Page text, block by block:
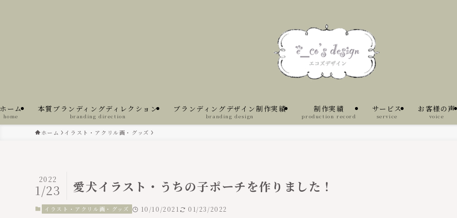
ーム
home
本質ブランディングディレクション
branding direction
ブランディングデザイン制作実績
branding design
制作実績
production record
サービス
service
お客様の声
voice
ホーム イラスト・アクリル画・グッズ
愛犬イラスト・うちの子ポーチを作りました！
2022
1/23
イラスト・アクリル画・グッズ 10/10/2021 01/23/2022